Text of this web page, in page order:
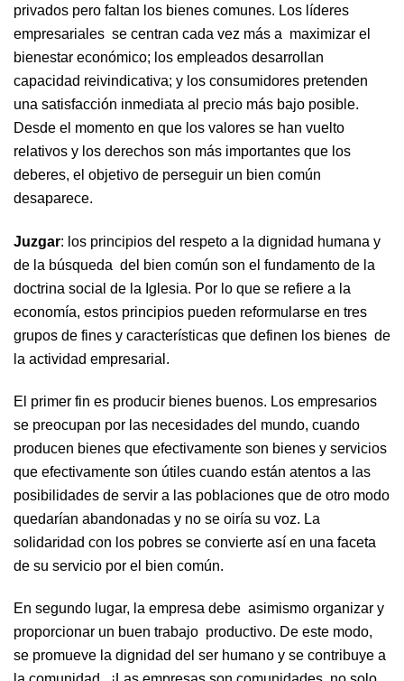
privados pero faltan los bienes comunes. Los líderes
empresariales se centran cada vez más a maximizar el
bienestar económico; los empleados desarrollan
capacidad reivindicativa; y los consumidores pretenden
una satisfacción inmediata al precio más bajo posible.
Desde el momento en que los valores se han vuelto
relativos y los derechos son más importantes que los
deberes, el objetivo de perseguir un bien común
desaparece.
Juzgar: los principios del respeto a la dignidad humana y
de la búsqueda del bien común son el fundamento de la
doctrina social de la Iglesia. Por lo que se refiere a la
economía, estos principios pueden reformularse en tres
grupos de fines y características que definen los bienes de
la actividad empresarial.
El primer fin es producir bienes buenos. Los empresarios
se preocupan por las necesidades del mundo, cuando
producen bienes que efectivamente son bienes y servicios
que efectivamente son útiles cuando están atentos a las
posibilidades de servir a las poblaciones que de otro modo
quedarían abandonadas y no se oiría su voz. La
solidaridad con los pobres se convierte así en una faceta
de su servicio por el bien común.
En segundo lugar, la empresa debe asimismo organizar y
proporcionar un buen trabajo productivo. De este modo,
se promueve la dignidad del ser humano y se contribuye a